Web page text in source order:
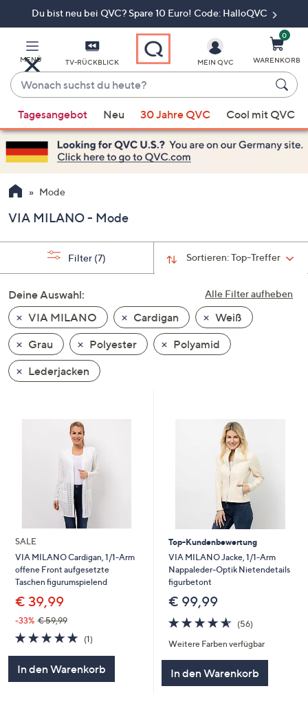
Du bist neu bei QVC? Spare 10 Euro! Code: HalloQVC
MENÜ TV-RÜCKBLICK
Wonach
suchst
du
heute?
Vorschläge
verfügbar
sind,
verwenden
Sie
Pfeiltasten
nach
und
nach
unten
oder
wischen
Sie
auf
anzuzeigen.
MEIN QVC
0
WARENKORB
Tagesangebot Neu 30 Jahre QVC Cool mit QVC
Mode
VIA MILANO - Mode
Sortieren:Top-Treffer
Filter (7)
Alle Filter aufheben
Deine Auswahl:
VIA MILANO
Cardigan
Weiß
Grau
Polyester
Polyamid
Lederjacken
SALE
VIA MILANO Cardigan, 1/1-Arm
offene Front aufgesetzte
Taschen figurumspielend
€ 39,99
-33% € 59,99
5.0
von
(1)1
In den Warenkorb
Top-Kundenbewertung
VIA MILANO Jacke, 1/1-Arm
Nappaleder-Optik Nietendetails
figurbetont
€ 99,99
4.6
von
5
(56)56
Weitere Farben verfügbar
In den Warenkorb